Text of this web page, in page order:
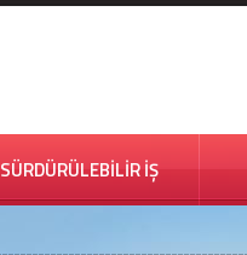
SÜRDÜRÜLEBİLİR İŞ